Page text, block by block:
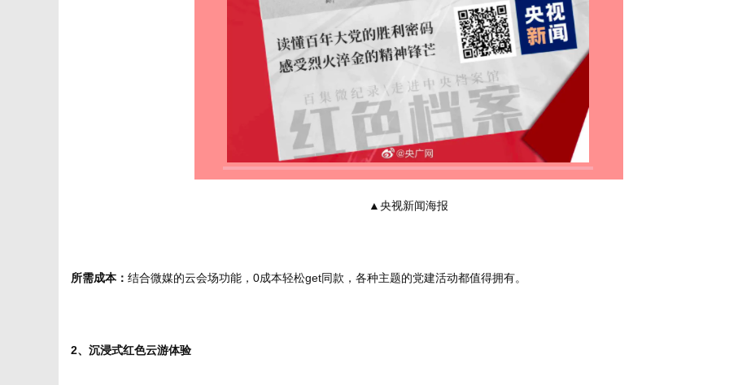
▲央视新闻海报
所需成本： 结合微媒的云会场功能，0成本轻松get同款，各种主题的党建活动都值得拥有。
2、 沉浸式红色云游体验